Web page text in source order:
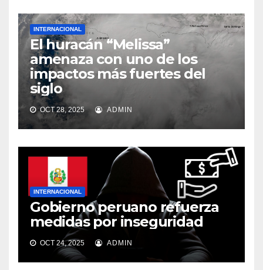
INTERNACIONAL
El huracán “Melissa”
amenaza con uno de los
impactos más fuertes del
siglo
OCT 28, 2025 ADMIN
INTERNACIONAL
Gobierno peruano refuerza
medidas por inseguridad
OCT 24, 2025 ADMIN